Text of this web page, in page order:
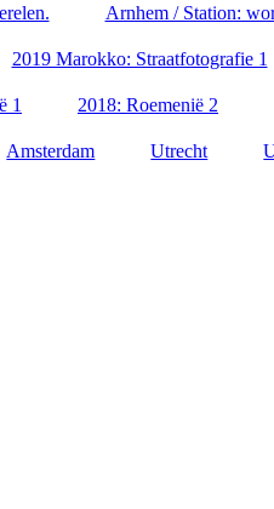
Arnhem / Station:
2019 Marokko: Straatfotografie 1
1 2018: Roemenië 2
Amsterdam Utrecht